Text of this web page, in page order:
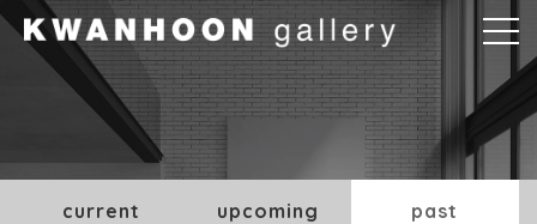
본문바로가기
current upcoming past